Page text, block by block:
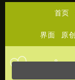
首页
界面 原创